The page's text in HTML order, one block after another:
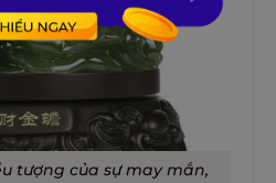
tượng của sự may mắn,